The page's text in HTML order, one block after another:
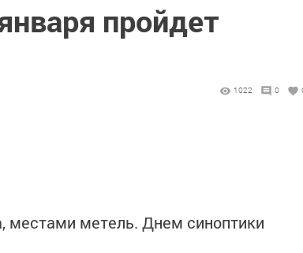
пройдет
1022 0
местами метель. Днем синоптики